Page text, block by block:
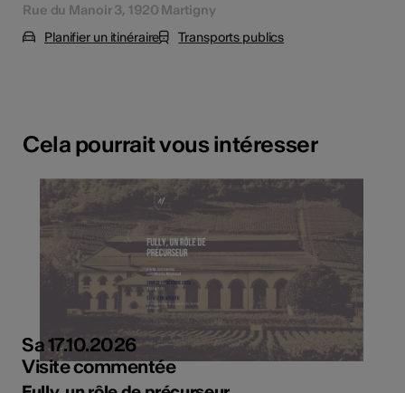
Rue du Manoir 3, 1920 Martigny
Planifier un itinéraire
Transports publics
Cela pourrait vous intéresser
Sa 17.10.2026
Visite commentée